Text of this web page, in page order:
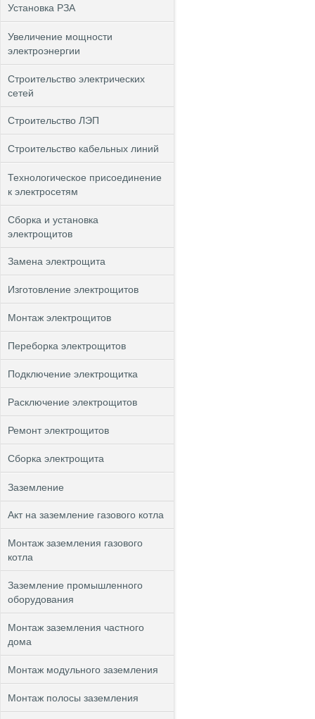
Установка РЗА
Увеличение мощности
электроэнергии
Строительство электрических
сетей
Строительство ЛЭП
Строительство кабельных линий
Технологическое присоединение
к электросетям
Сборка и установка
электрощитов
Замена электрощита
Изготовление электрощитов
Монтаж электрощитов
Переборка электрощитов
Подключение электрощитка
Расключение электрощитов
Ремонт электрощитов
Сборка электрощита
Заземление
Акт на заземление газового котла
Монтаж заземления газового
котла
Заземление промышленного
оборудования
Монтаж заземления частного
дома
Монтаж модульного заземления
Монтаж полосы заземления